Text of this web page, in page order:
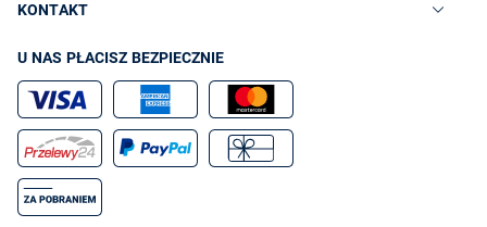
KONTAKT
U NAS PŁACISZ BEZPIECZNIE